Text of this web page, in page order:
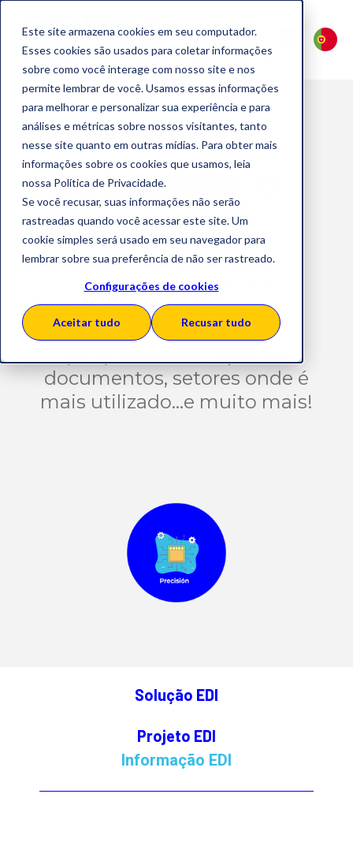
Este site armazena cookies em seu computador.
Esses cookies são usados para coletar informações
sobre como você interage com nosso site e nos
permite lembrar de você. Usamos essas informações
para melhorar e personalizar sua experiência e para
análises e métricas sobre nossos visitantes, tanto
nesse site quanto em outras mídias. Para obter mais
informações sobre os cookies que usamos, leia
nossa Política de Privacidade.
Se você recusar, suas informações não serão
rastreadas quando você acessar este site. Um
cookie simples será usado em seu navegador para
lembrar sobre sua preferência de não ser rastreado.
Configurações de cookies
Aceitar tudo Recusar tudo
Em que
consiste o
EDI?
Descubra a informação
essencial sobre a troca
eletrónica de documentos
documentos, setores onde é
mais utilizado...e muito mais!
Solução EDI
Projeto EDI
Informação EDI